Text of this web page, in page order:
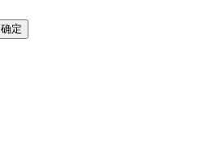
确定